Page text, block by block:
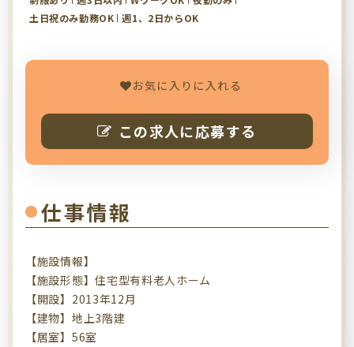
土日祝のみ勤務OK
週1、2日からOK
お気に入りに入れる
この求人に応募する
仕事情報
【施設情報】
【施設形態】住宅型有料老人ホーム
【開設】2013年12月
【建物】地上3階建
【居室】56室